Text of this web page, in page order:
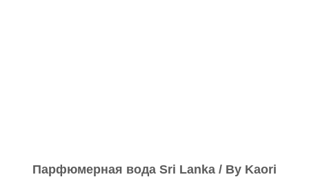
Парфюмерная вода Sri Lanka / By Kaori